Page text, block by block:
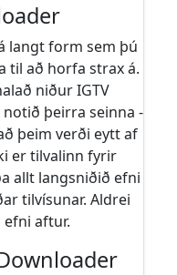
langt form sem þú
til að horfa strax á.
niður IGTV
þeirra seinna -
þeim verði eytt af
er tilvalinn fyrir
allt langsniðið efni
tilvísunar. Aldrei
aftur.